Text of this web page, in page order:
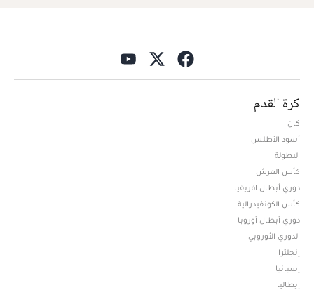
كرة القدم
كان
أسود الأطلس
البطولة
كأس العرش
دوري أبطال افريقيا
كأس الكونفيدرالية
دوري أبطال أوروبا
الدوري الأوروبي
إنجلترا
إسبانيا
إيطاليا